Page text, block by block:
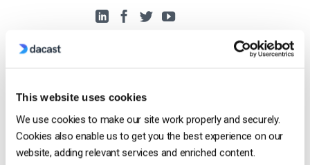
This website uses cookies
We use cookies to make our site work properly and securely.
Cookies also enable us to get you the best experience on our
website, adding relevant services and enriched content.
Free 14-Day Trial
Get Started!